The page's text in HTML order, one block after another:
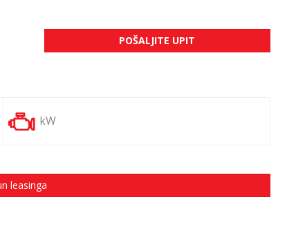
POŠALJITE UPIT
kW
leasinga